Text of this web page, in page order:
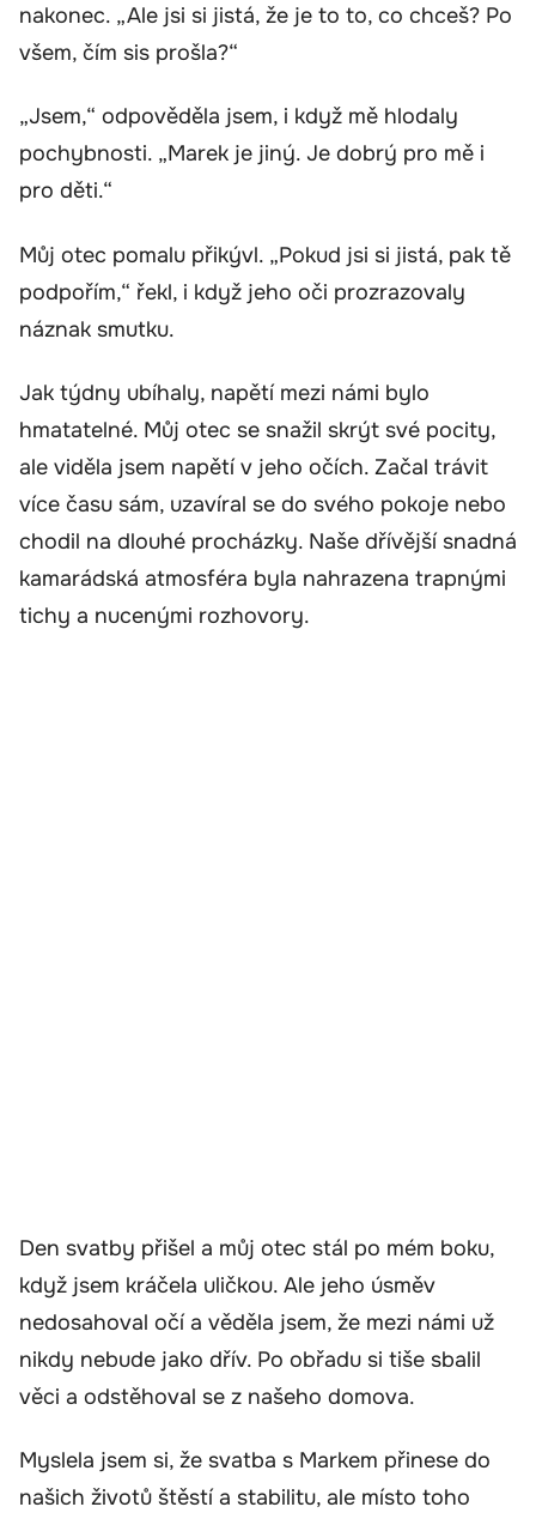
nakonec. „Ale jsi si jistá, že je to to, co chceš? Po
všem, čím sis prošla?“
„Jsem,“ odpověděla jsem, i když mě hlodaly
pochybnosti. „Marek je jiný. Je dobrý pro mě i
pro děti.“
Můj otec pomalu přikývl. „Pokud jsi si jistá, pak tě
podpořím,“ řekl, i když jeho oči prozrazovaly
náznak smutku.
Jak týdny ubíhaly, napětí mezi námi bylo
hmatatelné. Můj otec se snažil skrýt své pocity,
ale viděla jsem napětí v jeho očích. Začal trávit
více času sám, uzavíral se do svého pokoje nebo
chodil na dlouhé procházky. Naše dřívější snadná
kamarádská atmosféra byla nahrazena trapnými
tichy a nucenými rozhovory.
Den svatby přišel a můj otec stál po mém boku,
když jsem kráčela uličkou. Ale jeho úsměv
nedosahoval očí a věděla jsem, že mezi námi už
nikdy nebude jako dřív. Po obřadu si tiše sbalil
věci a odstěhoval se z našeho domova.
Myslela jsem si, že svatba s Markem přinese do
našich životů štěstí a stabilitu, ale místo toho